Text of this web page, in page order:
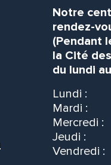
Notre
rendez-
(Pendant
la Cité
du lundi
Lundi :
Mardi :
Mercredi :
Jeudi :
Vendredi :